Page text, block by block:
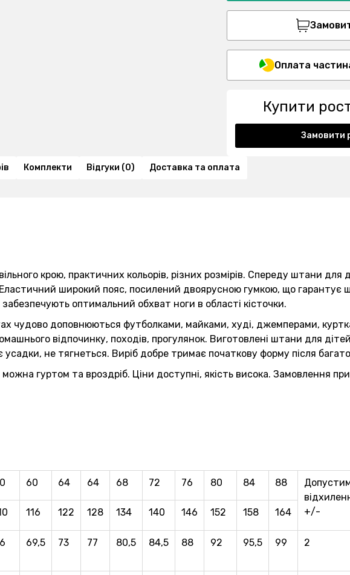
Оплата
Купити
Замовити
Комплекти Відгуки (0) Доставка та оплата
крою, практичних кольорів, різних розмірів. Спереду штани для
широкий пояс, посилений двоярусною гумкою, що гарантує
оптимальний обхват ноги в області кісточки.
чудово доповнюються футболками, майками, худі, джемперами,
відпочинку, походів, прогулянок. Виготовлені штани для
усадки, не тягнеться. Виріб добре тримає початкову форму після
можна гуртом та вроздріб. Ціни доступні, якість висока. Замовлення
60 64 64 68 72 76 80 84 88
+/-
116 122 128 134 140 146 152 158 164
69,5 73 77 80,5 84,5 88 92 95,5 99 2